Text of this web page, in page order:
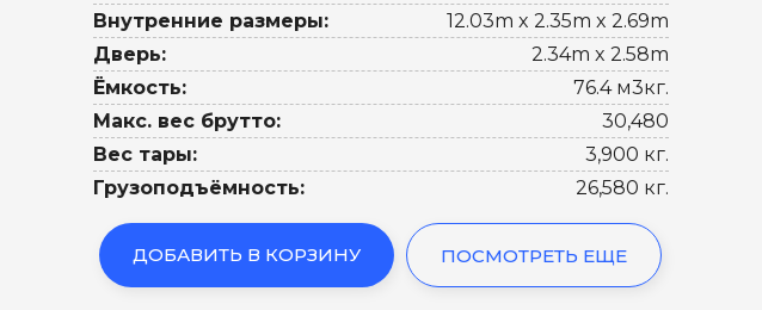
Внутренние размеры:
12.03m x 2.35m x 2.69m
Дверь:
2.34m x 2.58m
Ёмкость:
76.4 м3кг.
Макс. вес брутто:
30,480
Вес тары:
3,900 кг.
Грузоподъёмность:
26,580 кг.
ДОБАВИТЬ В КОРЗИНУ ПОСМОТРЕТЬ ЕЩЕ